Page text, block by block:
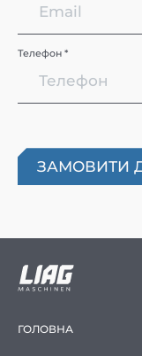
Телефон *
ГОЛОВНА